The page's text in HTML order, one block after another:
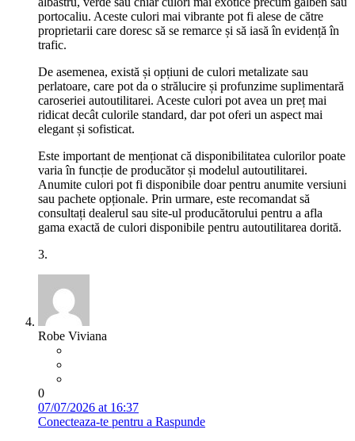
portocaliu. Aceste culori mai vibrante pot fi alese de către
proprietarii care doresc să se remarce și să iasă în evidență în
trafic.
De asemenea, există și opțiuni de culori metalizate sau
perlatoare, care pot da o strălucire și profunzime suplimentară
caroseriei autoutilitarei. Aceste culori pot avea un preț mai
ridicat decât culorile standard, dar pot oferi un aspect mai
elegant și sofisticat.
Este important de menționat că disponibilitatea culorilor poate
varia în funcție de producător și modelul autoutilitarei.
Anumite culori pot fi disponibile doar pentru anumite versiuni
sau pachete opționale. Prin urmare, este recomandat să
consultați dealerul sau site-ul producătorului pentru a afla
gama exactă de culori disponibile pentru autoutilitarea dorită.
3.
Robe Viviana
0
07/07/2026 at 16:37
Conecteaza-te pentru a Raspunde